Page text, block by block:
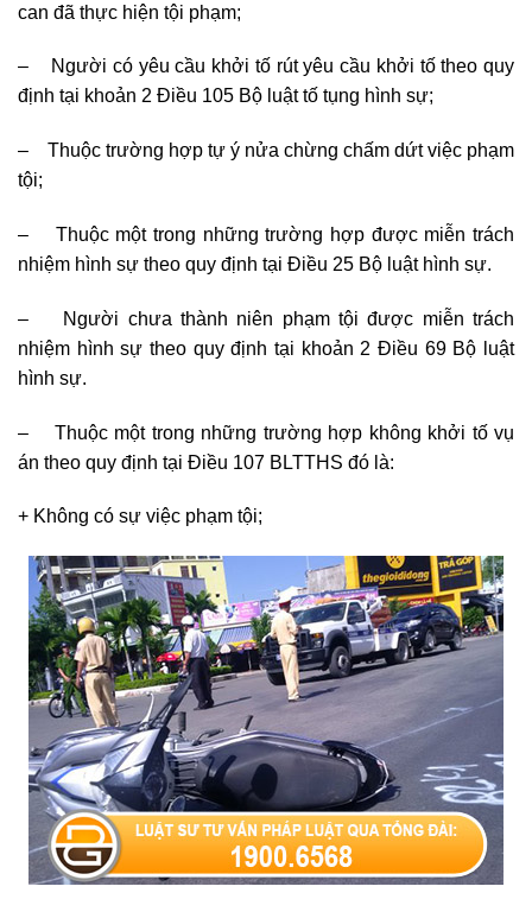
can đã thực hiện tội phạm;
– Người có yêu cầu khởi tố rút yêu cầu khởi tố theo quy
định tại khoản 2 Điều 105 Bộ luật tố tụng hình sự;
– Thuộc trường hợp tự ý nửa chừng chấm dứt việc phạm
tội;
– Thuộc một trong những trường hợp được miễn trách
nhiệm hình sự theo quy định tại Điều 25 Bộ luật hình sự.
– Người chưa thành niên phạm tội được miễn trách
nhiệm hình sự theo quy định tại khoản 2 Điều 69 Bộ luật
hình sự.
– Thuộc một trong những trường hợp không khởi tố vụ
án theo quy định tại Điều 107 BLTTHS đó là:
+ Không có sự việc phạm tội;